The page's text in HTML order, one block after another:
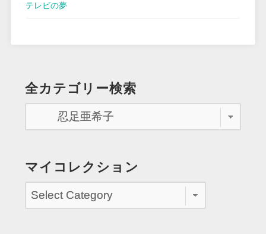
子
屋」
ス
ト
足
亜
希
テレビの夢
全カテゴリー検索
マイコレクション